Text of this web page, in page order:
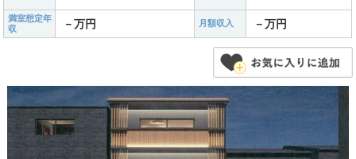
満室想定年
収
－万円 月額収入 －万円